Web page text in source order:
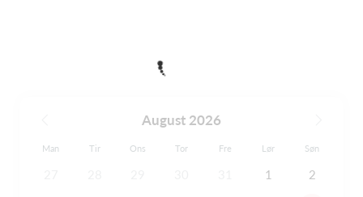
August 2026
Man Tir Ons Tor Fre Lør Søn
1 2